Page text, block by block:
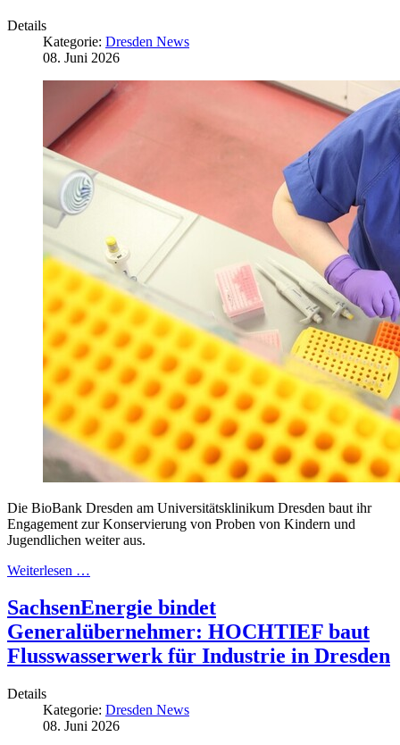
Details
Kategorie: Dresden News
08. Juni 2026
Die BioBank Dresden am Universitätsklinikum Dresden baut ihr
Engagement zur Konservierung von Proben von Kindern und
Jugendlichen weiter aus.
Weiterlesen …
SachsenEnergie bindet
Generalübernehmer: HOCHTIEF baut
Flusswasserwerk für Industrie in Dresden
Details
Kategorie: Dresden News
08. Juni 2026